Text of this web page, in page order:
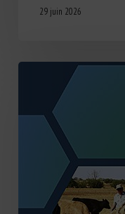
29 juin 2026